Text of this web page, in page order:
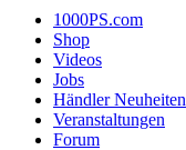
1000PS.com
Shop
Videos
Jobs
Händler Neuheiten
Veranstaltungen
Forum